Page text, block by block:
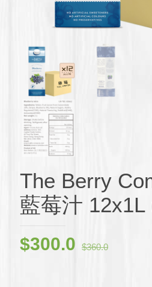
The Berry
藍莓汁 12x1L
$360.0原
$300.0
目